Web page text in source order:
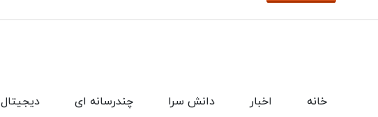
چندرسانه ای دانش سرا اخبار خانه